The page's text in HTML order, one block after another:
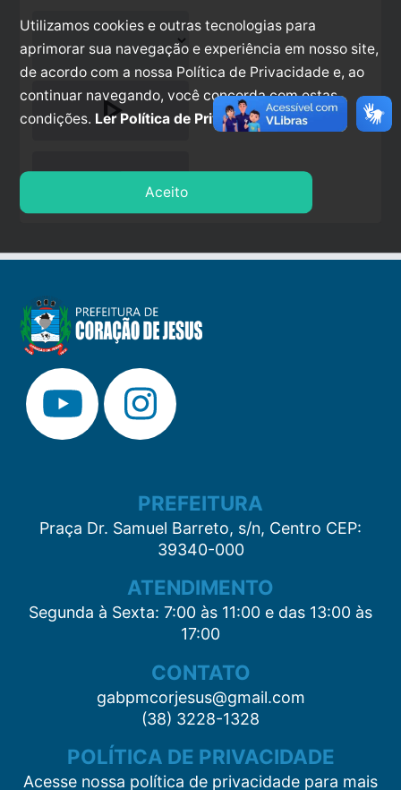
play_arrow
stop
PREFEITURA
Praça Dr. Samuel Barreto, s/n, Centro CEP:
39340-000
ATENDIMENTO
Segunda à Sexta: 7:00 às 11:00 e das 13:00 às
17:00
CONTATO
gabpmcorjesus@gmail.com
(38) 3228-1328
POLÍTICA DE PRIVACIDADE
Acesse nossa política de privacidade para mais
Utilizamos cookies e outras tecnologias para
aprimorar sua navegação e experiência em nosso site,
de acordo com a nossa Política de Privacidade e, ao
continuar navegando, você concorda com estas
condições. Ler Política de Privacidade.
Aceito